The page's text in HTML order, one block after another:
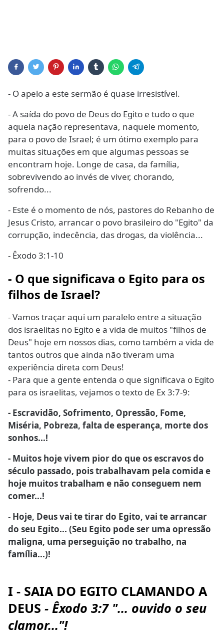
- O apelo a este sermão é quase irresistível.
- A saída do povo de Deus do Egito e tudo o que
aquela nação representava, naquele momento,
para o povo de Israel; é um ótimo exemplo para
muitas situações em que algumas pessoas se
encontram hoje. Longe de casa, da família,
sobrevivendo ao invés de viver, chorando,
sofrendo...
- Este é o momento de nós, pastores do Rebanho de
Jesus Cristo, arrancar o povo brasileiro do "Egito" da
corrupção, indecência, das drogas, da violência...
- Êxodo 3:1-10
- O que significava o Egito para os
filhos de Israel?
- Vamos traçar aqui um paralelo entre a situação
dos israelitas no Egito e a vida de muitos "filhos de
Deus" hoje em nossos dias, como também a vida de
tantos outros que ainda não tiveram uma
experiência direta com Deus!
- Para que a gente entenda o que significava o Egito
para os israelitas, vejamos o texto de Ex 3:7-9:
- Escravidão, Sofrimento, Opressão, Fome,
Miséria, Pobreza, falta de esperança, morte dos
sonhos...!
- Muitos hoje vivem pior do que os escravos do
século passado, pois trabalhavam pela comida e
hoje muitos trabalham e não conseguem nem
comer...!
- Hoje, Deus vai te tirar do Egito, vai te arrancar
do seu Egito... (Seu Egito pode ser uma opressão
maligna, uma perseguição no trabalho, na
família...)!
I - SAIA DO EGITO CLAMANDO A
DEUS - Êxodo 3:7 "... ouvido o seu
clamor..."!